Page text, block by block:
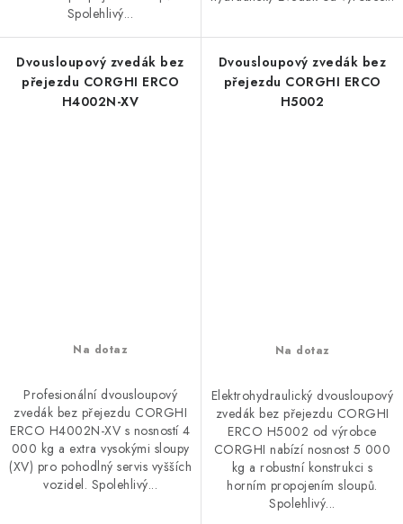
Spolehlivý...
Dvousloupový zvedák bez
přejezdu CORGHI ERCO
H4002N-XV
Na dotaz
Profesionální dvousloupový
zvedák bez přejezdu CORGHI
ERCO H4002N-XV s nosností 4
000 kg a extra vysokými sloupy
(XV) pro pohodlný servis vyšších
vozidel. Spolehlivý...
Dvousloupový zvedák bez
přejezdu CORGHI ERCO
H5002
Na dotaz
Elektrohydraulický dvousloupový
zvedák bez přejezdu CORGHI
ERCO H5002 od výrobce
CORGHI nabízí nosnost 5 000
kg a robustní konstrukci s
horním propojením sloupů.
Spolehlivý...